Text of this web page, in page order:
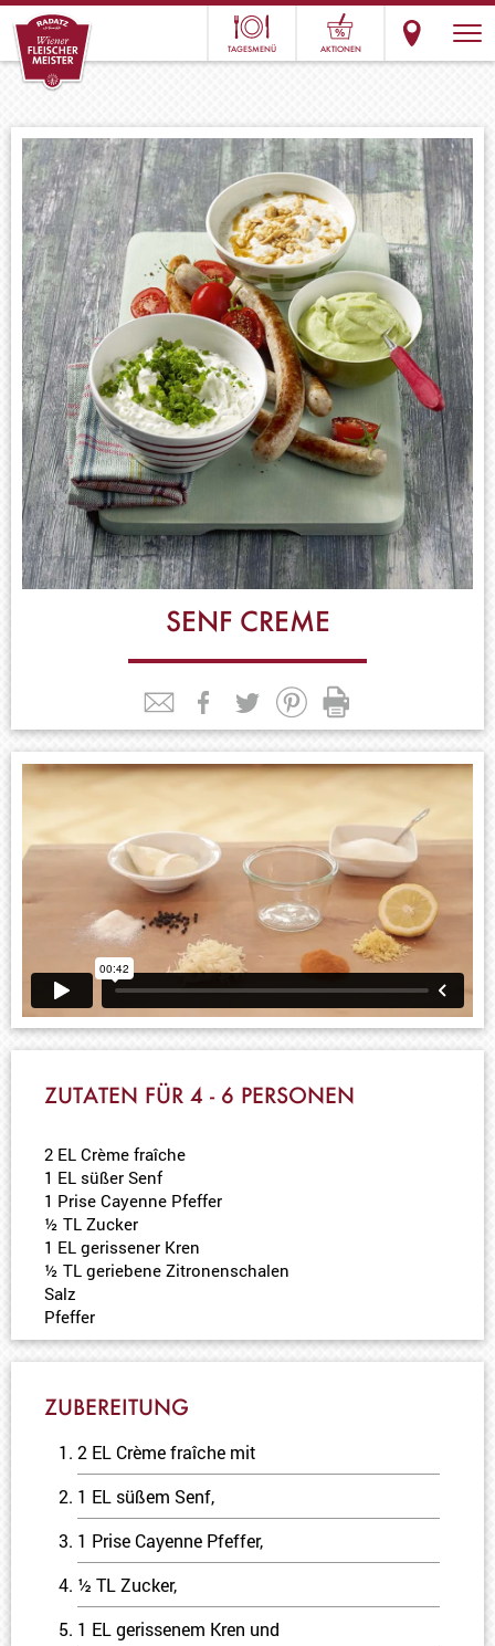
TAGESMENÜ AKTIONEN
SENF CREME
ZUTATEN FÜR 4 - 6 PERSONEN
2 EL Crème fraîche
1 EL süßer Senf
1 Prise Cayenne Pfeffer
½ TL Zucker
1 EL gerissener Kren
½ TL geriebene Zitronenschalen
Salz
Pfeffer
ZUBEREITUNG
2 EL Crème fraîche mit
1 EL süßem Senf,
1 Prise Cayenne Pfeffer,
½ TL Zucker,
1 EL gerissenem Kren und